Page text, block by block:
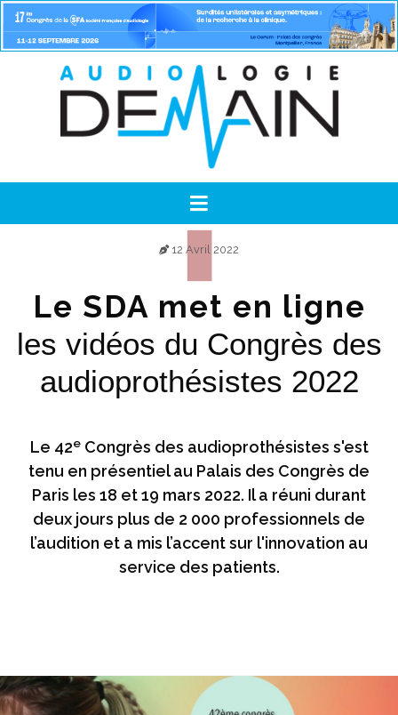
12 Avril 2022
Le SDA met en ligne
les vidéos du Congrès des
audioprothésistes 2022
Le 42eCongrès des audioprothésistes s'est
tenu en présentiel au Palais des Congrès de
Paris les 18 et 19 mars 2022. Il a réuni durant
deux jours plus de 2 000 professionnels de
l’audition et a mis l’accent sur l'innovation au
service des patients.